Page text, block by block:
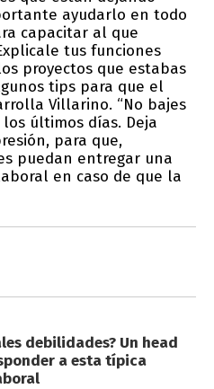
ayudarlo en todo
capacitar al que
tus funciones
proyectos que estabas
tips para que el
Villarino. “No bajes
últimos días. Deja
para que,
puedan entregar una
en caso de que la
debilidades? Un head
a esta típica